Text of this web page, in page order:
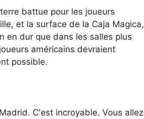
battue pour les joueurs
et la surface de la Caja Magica,
en dur que dans les salles plus
américains devraient
possible.
C'est incroyable. Vous allez